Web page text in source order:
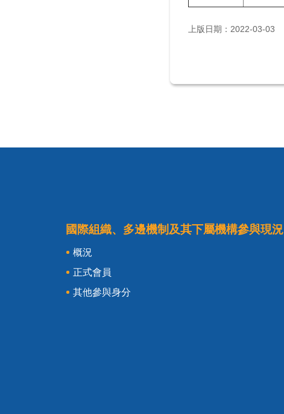
上版日期：2022-03-03
國際組織、多邊機制及其下屬機構參與現況
概況
正式會員
其他參與身分